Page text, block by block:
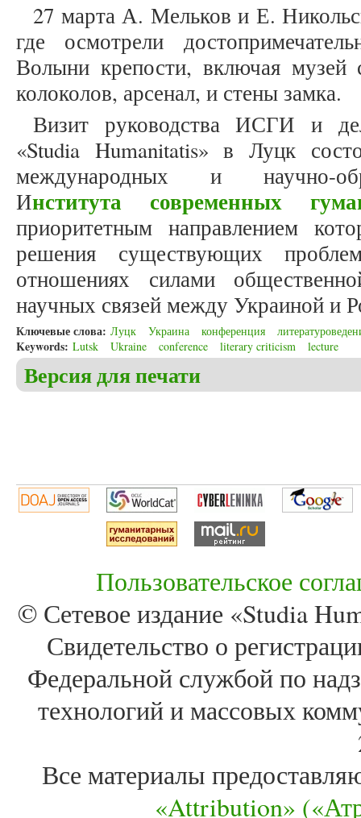
27 марта А. Мельков и Е.
где осмотрели
Волыни крепости, включая музей
колоколов, арсенал, и стены замка.
Визит руководства ИСГИ и
«Studia Humanitatis» в Луцк
международных и научно-
Института современных
приоритетным направлением
решения существующих
отношениях силами
научных связей между Украиной и
Ключевые слова: Луцк Украина конференция
Keywords: Lutsk Ukraine conference literary criticism lecture
Версия для печати
Пользовательское
© Сетевое издание «Studia
Свидетельство о
Федеральной службой по
технологий и массовых
Все материалы
«Attribution»